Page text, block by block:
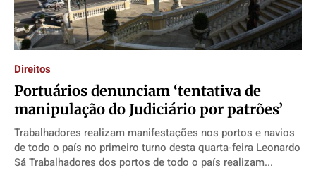
Direitos
Portuários denunciam ‘tentativa de
manipulação do Judiciário por patrões’
Trabalhadores realizam manifestações nos portos e navios
de todo o país no primeiro turno desta quarta-feira Leonardo
Sá Trabalhadores dos portos de todo o país realizam...